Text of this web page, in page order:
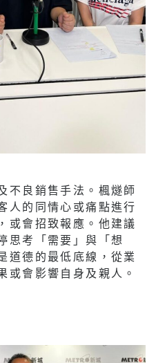
不良銷售手法。楓燧師
人的同情心或痛點進行
或會招致報應。他建議
思考「需要」與「想
道德的最低底線，從業
或會影響自身及親人。